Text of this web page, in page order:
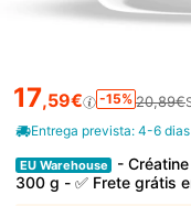
17,59€ -15% 20,89€
Entrega prevista: 4-6
EU Warehouse
-
300 g - ✅ Frete grátis